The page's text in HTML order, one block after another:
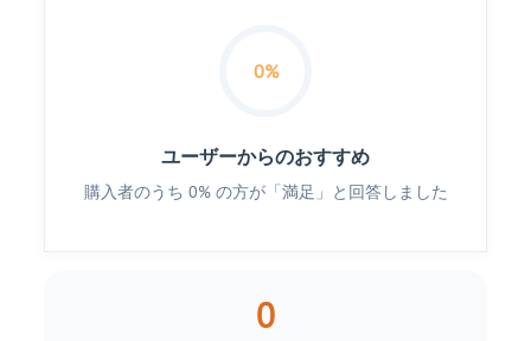
0%
ユーザーからのおすすめ
購入者のうち 0% の方が「満足」と回答しました
0